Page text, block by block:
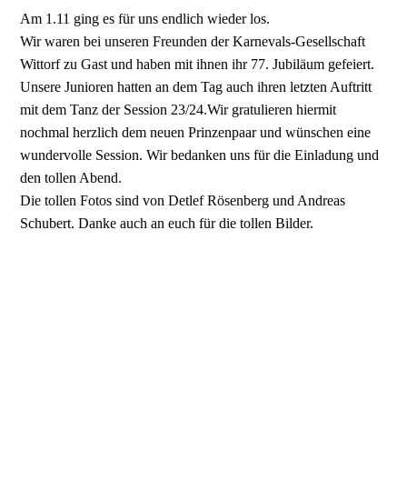
Am 1.11 ging es für uns endlich wieder los.
Wir waren bei unseren Freunden der Karnevals-Gesellschaft
Wittorf zu Gast und haben mit ihnen ihr 77. Jubiläum gefeiert.
Unsere Junioren hatten an dem Tag auch ihren letzten Auftritt
mit dem Tanz der Session 23/24.Wir gratulieren hiermit
nochmal herzlich dem neuen Prinzenpaar und wünschen eine
wundervolle Session. Wir bedanken uns für die Einladung und
den tollen Abend.
Die tollen Fotos sind von Detlef Rösenberg und Andreas
Schubert. Danke auch an euch für die tollen Bilder.